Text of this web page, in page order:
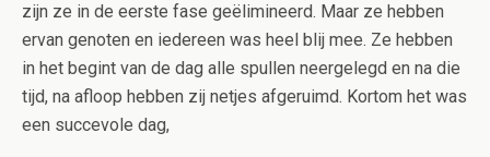
zijn ze in de eerste fase geëlimineerd. Maar ze hebben
ervan genoten en iedereen was heel blij mee. Ze hebben
in het begint van de dag alle spullen neergelegd en na die
tijd, na afloop hebben zij netjes afgeruimd. Kortom het was
een succevole dag,